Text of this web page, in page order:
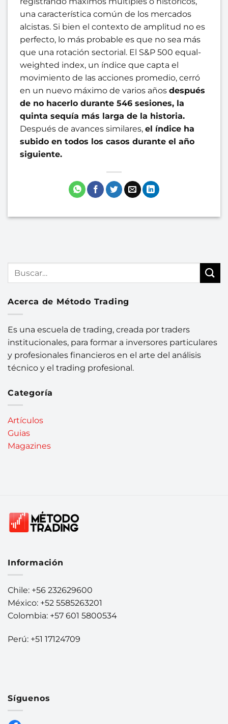
una característica común de los mercados
alcistas. Si bien el contexto de amplitud no es
perfecto, lo más probable es que no sea más
que una rotación sectorial. El S&P 500 equal-
weighted index, un índice que capta el
movimiento de las acciones promedio, cerró
en un nuevo máximo de varios años después
de no hacerlo durante 546 sesiones, la
quinta sequía más larga de la historia.
Después de avances similares, el índice ha
subido en todos los casos durante el año
siguiente.
Acerca de Método Trading
Es una escuela de trading, creada por traders
institucionales, para formar a inversores particulares
y profesionales financieros en el arte del análisis
técnico y el trading profesional.
Categoría
Artículos
Guias
Magazines
Información
Chile: +56 232629600
México: +52 5585263201
Colombia: +57 601 5800534
Perú: +51 17124709
Síguenos